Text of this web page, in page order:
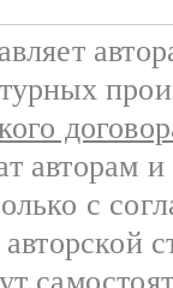
авторам
с